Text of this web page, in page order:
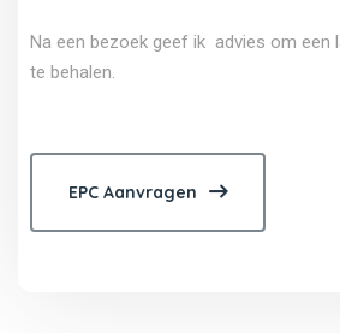
Na een bezoek geef ik advies om een
te behalen.
EPC Aanvragen